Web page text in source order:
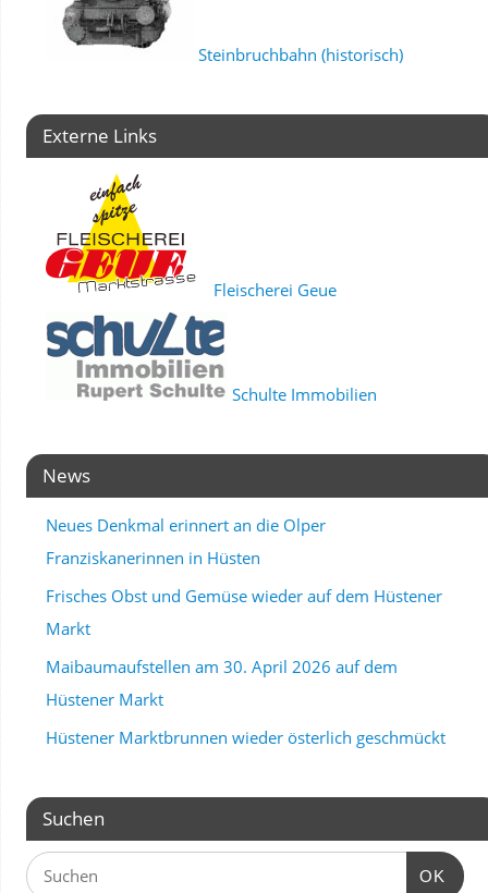
Steinbruchbahn (historisch)
Externe Links
Fleischerei Geue
Schulte Immobilien
News
Neues Denkmal erinnert an die Olper
Franziskanerinnen in Hüsten
Frisches Obst und Gemüse wieder auf dem Hüstener
Markt
Maibaumaufstellen am 30. April 2026 auf dem
Hüstener Markt
Hüstener Marktbrunnen wieder österlich geschmückt
Suchen
OK